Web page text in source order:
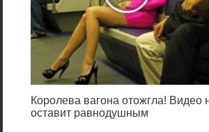
Королева вагона отожгла! Видео
оставит равнодушным